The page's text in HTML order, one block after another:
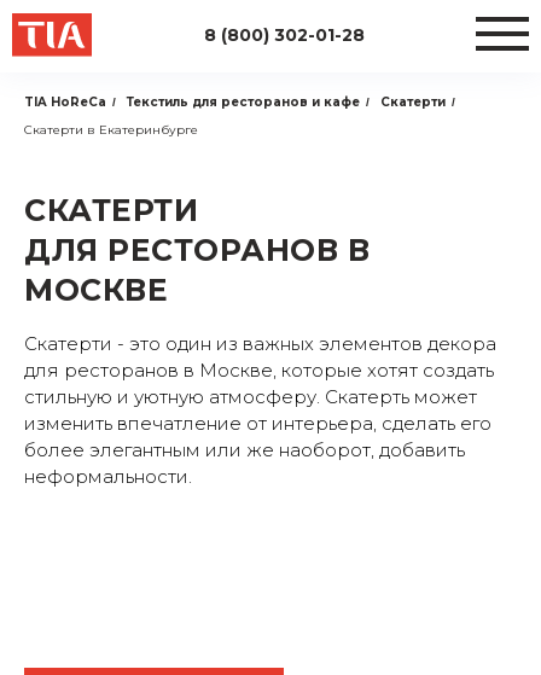
8 (800) 302-01-28
TIA HoReCa / Текстиль для ресторанов и кафе / Скатерти /
Скатерти в Екатеринбурге
СКАТЕРТИ
ДЛЯ РЕСТОРАНОВ В
МОСКВЕ
Скатерти - это один из важных элементов декора
для ресторанов в Москве, которые хотят создать
стильную и уютную атмосферу. Скатерть может
изменить впечатление от интерьера, сделать его
более элегантным или же наоборот, добавить
неформальности.